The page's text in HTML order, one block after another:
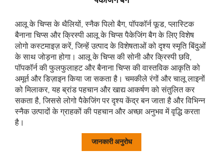
आलू के चिप्स के थैलियों, स्नैक पिलो बैग, पॉपकॉर्न फूड, प्लास्टिक
बैनाना चिप्स और क्रिस्पी आलू के चिप्स पैकेजिंग बैग के लिए विशेष
लोगो कस्टमाइज़ करें, जिन्हें उत्पाद के विशेषताओं को दृश्य स्मृति बिंदुओं
के साथ जोड़ना होगा। आलू के चिप्स की सोनी और क्रिस्पी छवि,
पॉपकॉर्न की फुलफुलाहट और बैनाना चिप्स की वास्तविक आकृति को
अमूर्त और डिज़ाइन किया जा सकता है। चमकीले रंगों और चालू लाइनों
को मिलाकर, यह ब्रांड पहचान और खाद्य आकर्षण को संतुलित कर
सकता है, जिससे लोगो पैकेजिंग पर दृश्य केंद्र बन जाता है और विभिन्न
स्नैक उत्पादों के ग्राहकों की पहचान और अच्छा अनुभव में वृद्धि करता
है।
जानकारी अनुरोध